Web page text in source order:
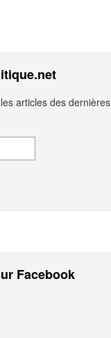
articles des dernières
Facebook